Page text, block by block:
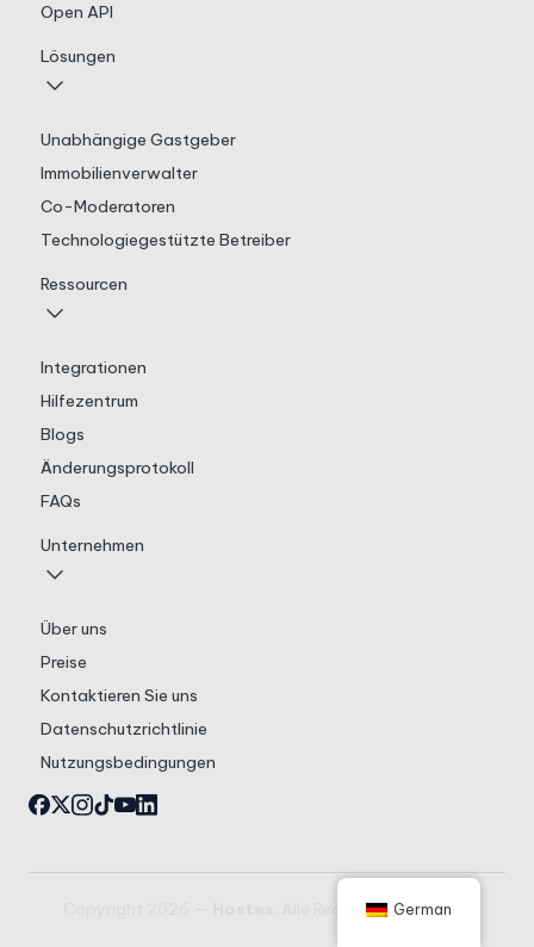
Open API
Lösungen
Unabhängige Gastgeber
Immobilienverwalter
Co-Moderatoren
Technologiegestützte Betreiber
Ressourcen
Integrationen
Hilfezentrum
Blogs
Änderungsprotokoll
FAQs
Unternehmen
Über uns
Preise
Kontaktieren Sie uns
Datenschutzrichtlinie
Nutzungsbedingungen
. Alle Rechte vorbehalten.
German